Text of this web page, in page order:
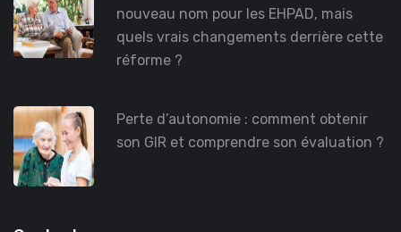
nouveau nom pour les EHPAD, mais
quels vrais changements derrière cette
réforme ?
Perte d’autonomie : comment obtenir
son GIR et comprendre son évaluation ?